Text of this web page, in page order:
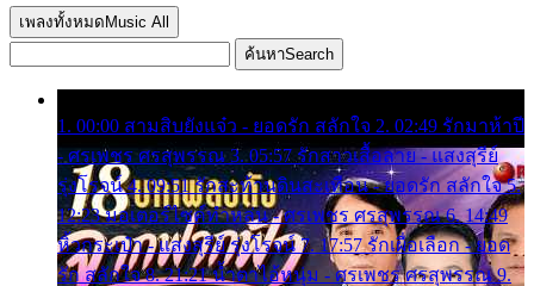
เพลงทั้งหมด Music All
ค้นหาSearch
1. 00:00 สามสิบยังแจ๋ว - ยอดรัก สลักใจ 2. 02:49 รักมาห้าปี
- ศรเพชร ศรสุพรรณ 3. 05:57 รักสาวเสื้อลาย - แสงสุรีย์
รุ่งโรจน์ 4. 09:51 รักสะท้านดินสะเทือน - ยอดรัก สลักใจ 5.
12:23 มอเตอร์ไซค์ทำหล่น - ศรเพชร ศรสุพรรณ 6. 14:49
หิ้วกระเป๋า - แสงสุรีย์ รุ่งโรจน์ 7. 17:57 รักเผื่อเลือก - ยอด
รัก สลักใจ 8. 21:21 น้ำตาไอ้หนุ่ม - ศรเพชร ศรสุพรรณ 9.